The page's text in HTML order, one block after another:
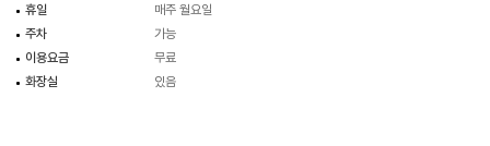
휴일
매주 월요일
주차
가능
이용요금
무료
화장실
있음